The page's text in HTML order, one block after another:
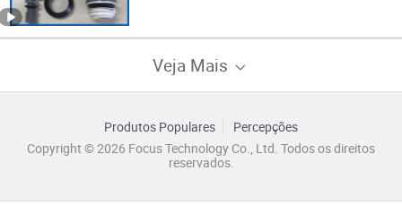
Veja Mais
Produtos Populares
Percepções
Copyright © 2026 Focus Technology Co., Ltd. Todos os direitos
reservados.